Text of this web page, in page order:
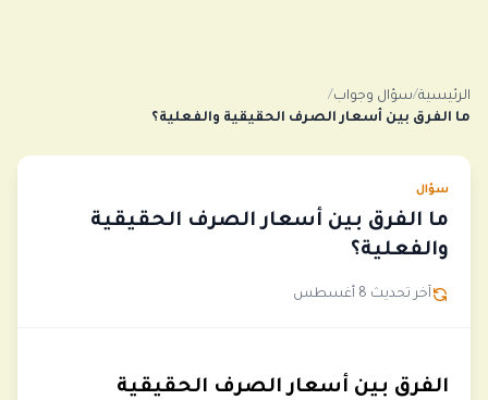
الرئيسية/سؤال وجواب/
ما الفرق بين أسعار الصرف الحقيقية والفعلية؟
سؤال
ما الفرق بين أسعار الصرف الحقيقية
والفعلية؟
آخر تحديث 8 أغسطس
الفرق بين أسعار الصرف الحقيقية